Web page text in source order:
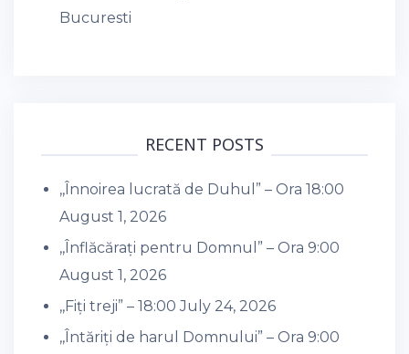
Bucuresti
RECENT POSTS
,,Înnoirea lucrată de Duhul” – Ora 18:00
August 1, 2026
,,Înflăcărați pentru Domnul” – Ora 9:00
August 1, 2026
,,Fiți treji” – 18:00 July 24, 2026
,,Întăriți de harul Domnului” – Ora 9:00